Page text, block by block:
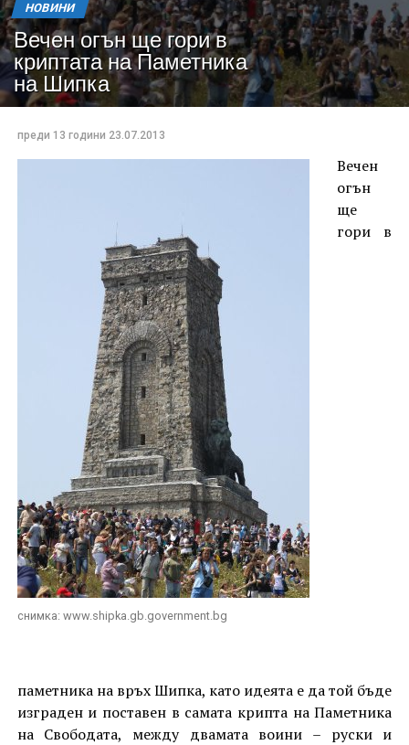
НОВИНИ
Вечен огън ще гори в
криптата на Паметника
на Шипка
преди 13 години 23.07.2013
снимка: www.shipka.gb.government.bg
Вечен
огън
ще
гори в
паметника на връх Шипка, като идеята е да той бъде
изграден и поставен в самата крипта на Паметника
на Свободата, между двамата воини – руски и